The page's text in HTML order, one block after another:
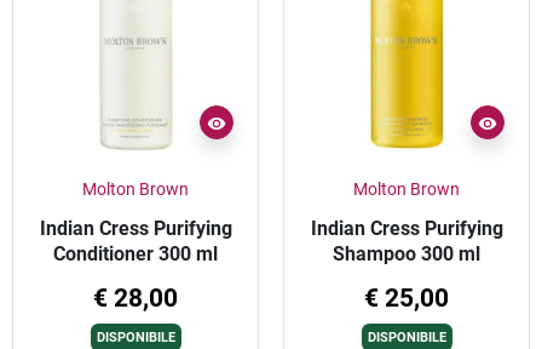
Molton Brown
Indian Cress Purifying
Conditioner 300 ml
€ 28,00
DISPONIBILE
Molton Brown
Indian Cress Purifying
Shampoo 300 ml
€ 25,00
DISPONIBILE